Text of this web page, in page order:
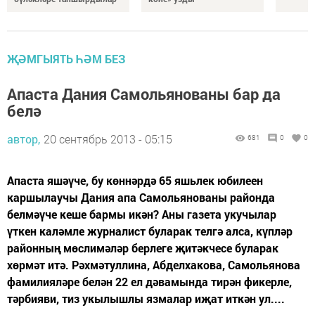
ҖӘМГЫЯТЬ ҺӘМ БЕЗ
Апаста Дания Самольянованы бар да
белә
автор, 20 сентябрь 2013 - 05:15 681 0 0
Апаста яшәүче, бу көннәрдә 65 яшьлек юбилеен
каршылаучы Дания апа Самольянованы районда
белмәүче кеше бармы икән? Аны газета укучылар
үткен каләмле журналист буларак телгә алса, күпләр
районның мөслимәләр берлеге җитәкчесе буларак
хөрмәт итә. Рәхмәтуллина, Абделхакова, Самольянова
фамилияләре белән 22 ел дәвамында тирән фикерле,
тәрбияви, тиз укылышлы язмалар иҗат иткән ул....